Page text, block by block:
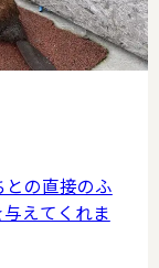
の直接のふ
えてくれま